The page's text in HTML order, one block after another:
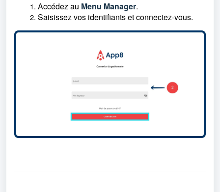
Accédez au Menu Manager.
Saisissez vos identifiants et connectez-vous.